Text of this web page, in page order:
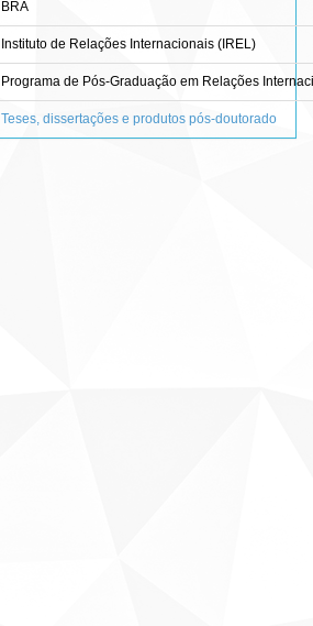
BRA
Instituto de Relações Internacionais (IREL)
Programa de Pós-Graduação em Relações
Teses, dissertações e produtos pós-doutorado